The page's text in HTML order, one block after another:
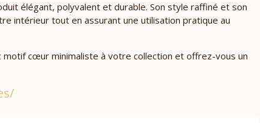
élégant, polyvalent et durable. Son style raffiné et son
intérieur tout en assurant une utilisation pratique au
cœur minimaliste à votre collection et offrez-vous un